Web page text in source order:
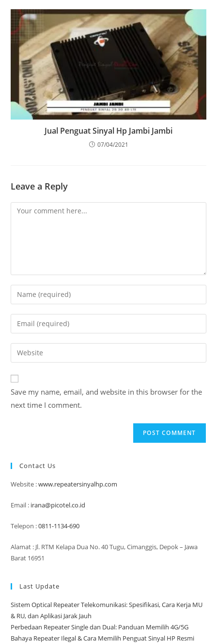
Jual Penguat Sinyal Hp Jambi Jambi
07/04/2021
Leave a Reply
Comment
Enter
your
name
comment
Enter
your
email
address
comment
Enter
your
website
URL
(optional)
Save my name, email, and website in this browser for the
next time I comment.
Contact Us
Website :www.repeatersinyalhp.com
Email : irana@picotel.co.id
Telepon :0811-1134-690
Alamat : Jl. RTM Kelapa Dua No. 40 Tugu, Cimanggis, Depok – Jawa
Barat 16951
Last Update
Sistem Optical Repeater Telekomunikasi: Spesifikasi, Cara Kerja MU
& RU, dan Aplikasi Jarak Jauh
Perbedaan Repeater Single dan Dual: Panduan Memilih 4G/5G
Bahaya Repeater Ilegal & Cara Memilih Penguat Sinyal HP Resmi